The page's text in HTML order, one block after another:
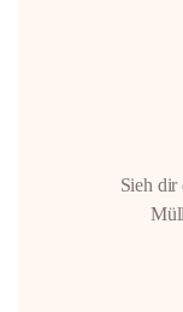
Sieh dir